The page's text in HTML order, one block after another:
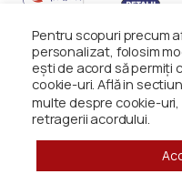
Pentru scopuri precum
personalizat, folosim
ești de acord să permiți
cookie-uri. Află in
multe despre cookie-
retragerii acordului.